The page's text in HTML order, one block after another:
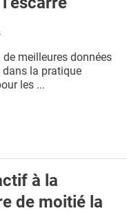
meilleures données
dans la pratique
les ...
à la
de moitié la